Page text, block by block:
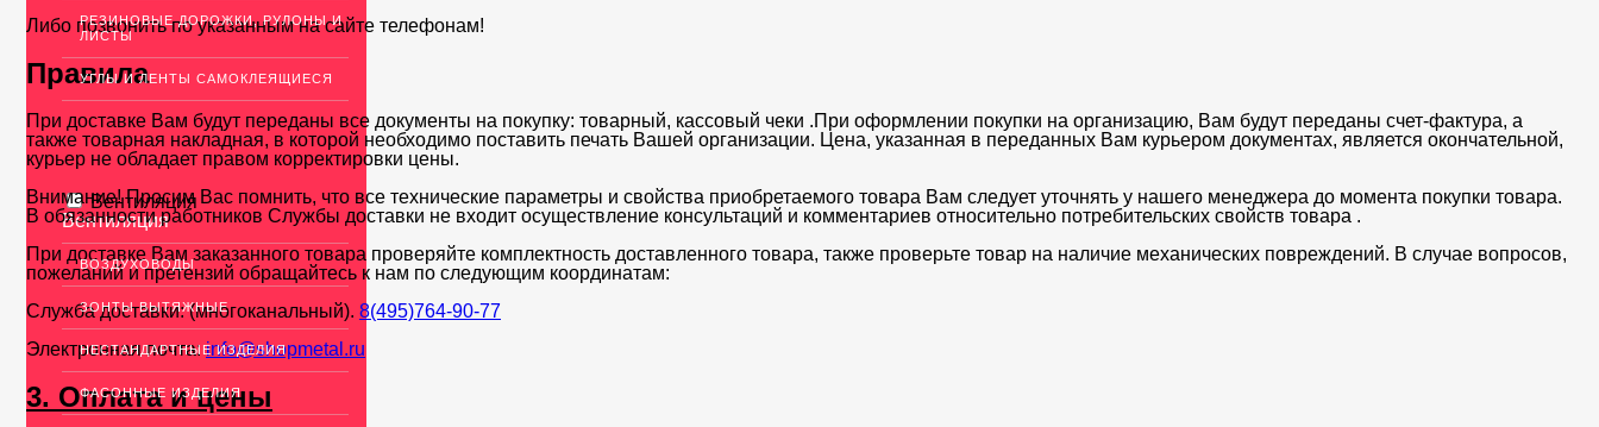
РЕЗИНОВЫЕ ДОРОЖКИ, РУЛОНЫ И
ЛИСТЫ
УГЛЫ И ЛЕНТЫ САМОКЛЕЯЩИЕСЯ
Вентиляция
Вентиляция
ВОЗДУХОВОДЫ
ЗОНТЫ ВЫТЯЖНЫЕ
НЕСТАНДАРТНЫЕ ИЗДЕЛИЯ
ФАСОННЫЕ ИЗДЕЛИЯ
Либо позвонить по указанным на сайте телефонам!
Правила
При доставке Вам будут переданы все документы на покупку: товарный, кассовый чеки .При оформлении покупки на организацию, Вам будут переданы счет-фактура, а
также товарная накладная, в которой необходимо поставить печать Вашей организации. Цена, указанная в переданных Вам курьером документах, является окончательной,
курьер не обладает правом корректировки цены.
Внимание! Просим Вас помнить, что все технические параметры и свойства приобретаемого товара Вам следует уточнять у нашего менеджера до момента покупки товара.
В обязанности работников Службы доставки не входит осуществление консультаций и комментариев относительно потребительских свойств товара .
При доставке Вам заказанного товара проверяйте комплектность доставленного товара, также проверьте товар на наличие механических повреждений. В случае вопросов,
пожеланий и претензий обращайтесь к нам по следующим координатам:
Служба доставки: (многоканальный). 8(495)764-90-77
Электронная почта:info@shopmetal.ru
3. Оплата и цены